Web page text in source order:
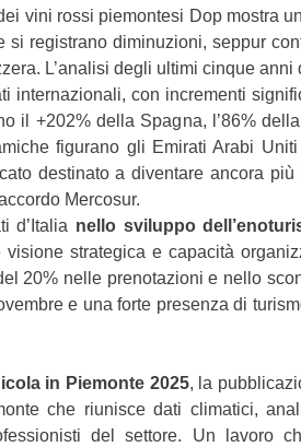
vini rossi piemontesi Dop mostra
si registrano diminuzioni, seppur
L’analisi degli ultimi cinque anni
internazionali, con incrementi
il +202% della Spagna, l’86%
figurano gli Emirati Arabi Uniti
destinato a diventare ancora più
Mercosur.
d’Italia nello sviluppo
strategica e capacità
20% nelle prenotazioni e nello
e una forte presenza di
in Piemonte 2025, la
che riunisce dati climatici,
del settore. Un lavoro